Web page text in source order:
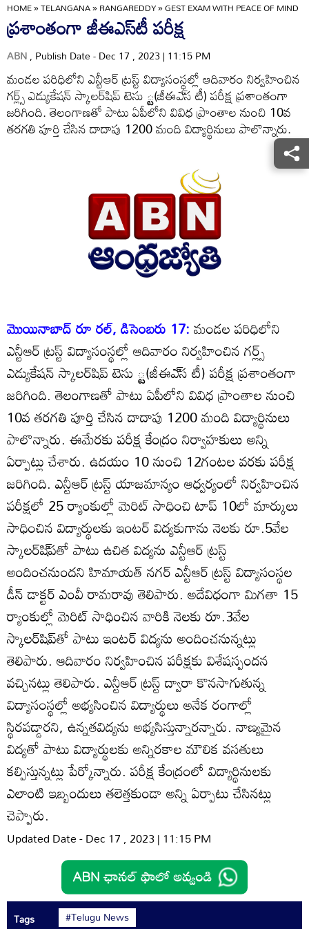
HOME»TELANGANA»RANGAREDDY»GEST EXAM WITH PEACE OF MIND
ప్రశాంతంగా జీఈఎస్‌టీ పరీక్ష
ABN, Publish Date - Dec 17 , 2023 | 11:15 PM
మండల పరిధిలోని ఎన్టీఆర్‌ ట్రస్ట్‌ విద్యాసంస్థల్లో ఆదివారం నిర్వహించిన
గర్ల్స్‌ ఎడ్యుకేషన్‌ స్కాలర్‌షిప్‌ టెసు ్ట(జీఈఎ్‌స టీ) పరీక్ష ప్రశాంతంగా
జరిగింది. తెలంగాణతో పాటు ఏపీలోని వివిధ ప్రాంతాల నుంచి 10వ
తరగతి పూర్తి చేసిన దాదాపు 1200 మంది విద్యార్థినులు పాలొన్నారు.
మొయినాబాద్‌ రూ రల్‌, డిసెంబరు 17:మండల పరిధిలోని
ఎన్టీఆర్‌ ట్రస్ట్‌ విద్యాసంస్థల్లో ఆదివారం నిర్వహించిన గర్ల్స్‌
ఎడ్యుకేషన్‌ స్కాలర్‌షిప్‌ టెసు ్ట(జీఈఎ్‌స టీ) పరీక్ష ప్రశాంతంగా
జరిగింది. తెలంగాణతో పాటు ఏపీలోని వివిధ ప్రాంతాల నుంచి
10వ తరగతి పూర్తి చేసిన దాదాపు 1200 మంది విద్యార్థినులు
పాలొన్నారు. ఈమేరకు పరీక్ష కేంద్రం నిర్వాహకులు అన్ని
ఏర్పాట్లు చేశారు. ఉదయం 10 నుంచి 12గంటల వరకు పరీక్ష
జరిగింది. ఎన్టీఆర్‌ ట్రస్ట్‌ యాజమాన్యం ఆధ్వర్యంలో నిర్వహించిన
పరీక్షలో 25 ర్యాంకుల్లో మెరిట్‌ సాధించి టాప్‌ 10లో మార్కులు
సాధించిన విద్యార్థులకు ఇంటర్‌ విద్యకుగాను నెలకు రూ.5వేల
స్కాలర్‌షి్‌పతో పాటు ఉచిత విద్యను ఎన్టీఆర్‌ ట్రస్ట్‌
అందించనుందని హిమాయత్‌ నగర్‌ ఎన్టీఆర్‌ ట్రస్ట్‌ విద్యాసంస్థల
డీన్‌ డాక్టర్‌ ఎంవీ రామరావు తెలిపారు. అదేవిధంగా మిగతా 15
ర్యాంకుల్లో మెరిట్‌ సాధించిన వారికి నెలకు రూ.3వేల
స్కాలర్‌షిప్‌తో పాటు ఇంటర్‌ విద్యను అందించనున్నట్లు
తెలిపారు. ఆదివారం నిర్వహించిన పరీక్షకు విశేషస్పందన
వచ్చినట్లు తెలిపారు. ఎన్టీఆర్‌ ట్రస్ట్‌ ద్వారా కొనసాగుతున్న
విద్యాసంస్థల్లో అభ్యసించిన విద్యార్థులు అనేక రంగాల్లో
స్థిరపడ్డారని, ఉన్నతవిద్యను అభ్యసిస్తున్నారన్నారు. నాణ్యమైన
విద్యతో పాటు విద్యార్థులకు అన్నిరకాల మౌలిక వసతులు
కల్పిస్తున్నట్లు పేర్కోన్నారు. పరీక్ష కేంద్రంలో విద్యార్థినులకు
ఎలాంటి ఇబ్బందులు తలెత్తకుండా అన్ని ఏర్పాటు చేసినట్లు
చెప్పారు.
Updated Date - Dec 17 , 2023 | 11:15 PM
Tags #Telugu News